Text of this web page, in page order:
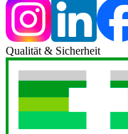
Qualität & Sicherheit